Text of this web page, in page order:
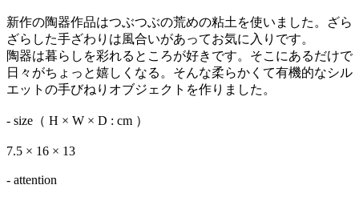
新作の陶器作品はつぶつぶの荒めの粘土を使いました。ざら
ざらした手ざわりは風合いがあってお気に入りです。
陶器は暮らしを彩れるところが好きです。そこにあるだけで
日々がちょっと嬉しくなる。そんな柔らかくて有機的なシル
エットの手びねりオブジェクトを作りました。
- size（ H × W × D : cm ）
7.5 × 16 × 13
- attention